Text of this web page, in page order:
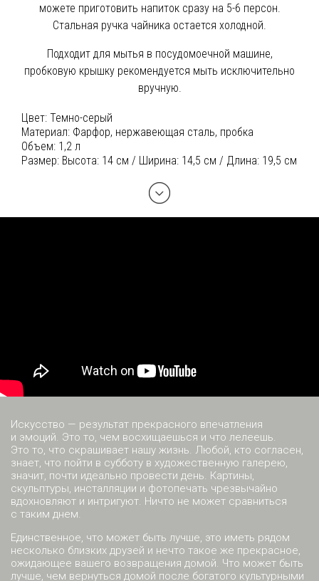
можете приготовить напиток сразу на 5-6 персон.
Стальная ручка чайника остается холодной.
Подходит для мытья в посудомоечной машине,
пробковую крышку рекомендуется мыть исключительно
вручную.
Цвет: Темно-серый
Материал: Фарфор, нержавеющая сталь, пробка
Объем: 1,2 л
Размер: Высота: 14 см / Ширина: 14,5 см / Длина: 19,5 см
Искусство — результат прекрасного впечатления
и эмоций. Это то, чем восхищаешься и что лелеешь.
Это то, что скрашивает нашу жизнь. Любой, кто согласен,
знает, что пойти в субботу в художественную галерею,
значит, почти идеально провести день. Картины,
скульптуры, инсталляции и фотопечать чрезвычайно
вдохновляют и интригуют. Ничто не может сравниться
с таким днем.
Единственное, что может быть лучше, это иметь рядом
несколько близких друзей и нечто такое же прекрасное,
ожидающее вашего возвращения домой. Что может быть
лучше, чем вернуться домой после богатого культурными